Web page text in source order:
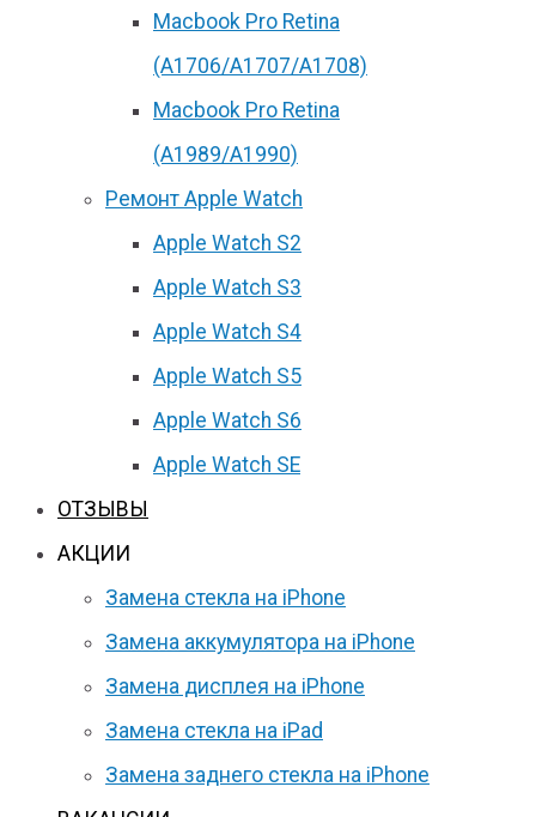
Macbook Pro Retina
(А1706/A1707/A1708)
Macbook Pro Retina
(А1989/A1990)
Ремонт Apple Watch
Apple Watch S2
Apple Watch S3
Apple Watch S4
Apple Watch S5
Apple Watch S6
Apple Watch SE
ОТЗЫВЫ
АКЦИИ
Замена стекла на iPhone
Замена аккумулятора на iPhone
Замена дисплея на iPhone
Замена стекла на iPad
Замена заднего стекла на iPhone